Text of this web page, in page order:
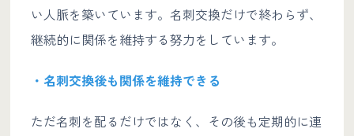
い人脈を築いています。名刺交換だけで終わらず、
継続的に関係を維持する努力をしています。
・名刺交換後も関係を維持できる
ただ名刺を配るだけではなく、その後も定期的に連